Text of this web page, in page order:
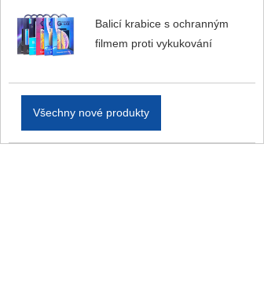
Balicí krabice s ochranným
filmem proti vykukování
Všechny nové produkty